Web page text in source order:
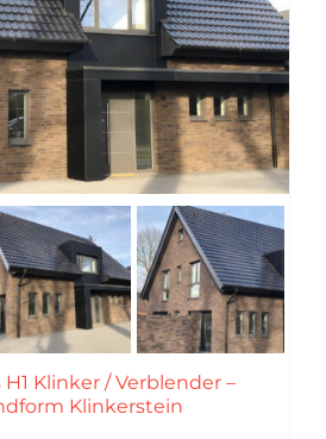
Klinker / Verblender –
Klinkerstein